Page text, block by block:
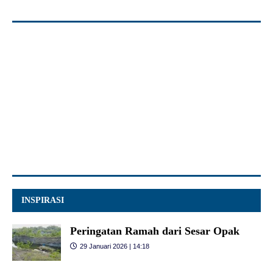
INSPIRASI
Peringatan Ramah dari Sesar Opak
29 Januari 2026 | 14:18